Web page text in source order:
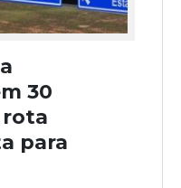
30
para